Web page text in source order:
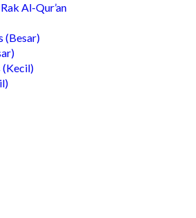
Al-Qur’an
(Besar)
(Kecil)